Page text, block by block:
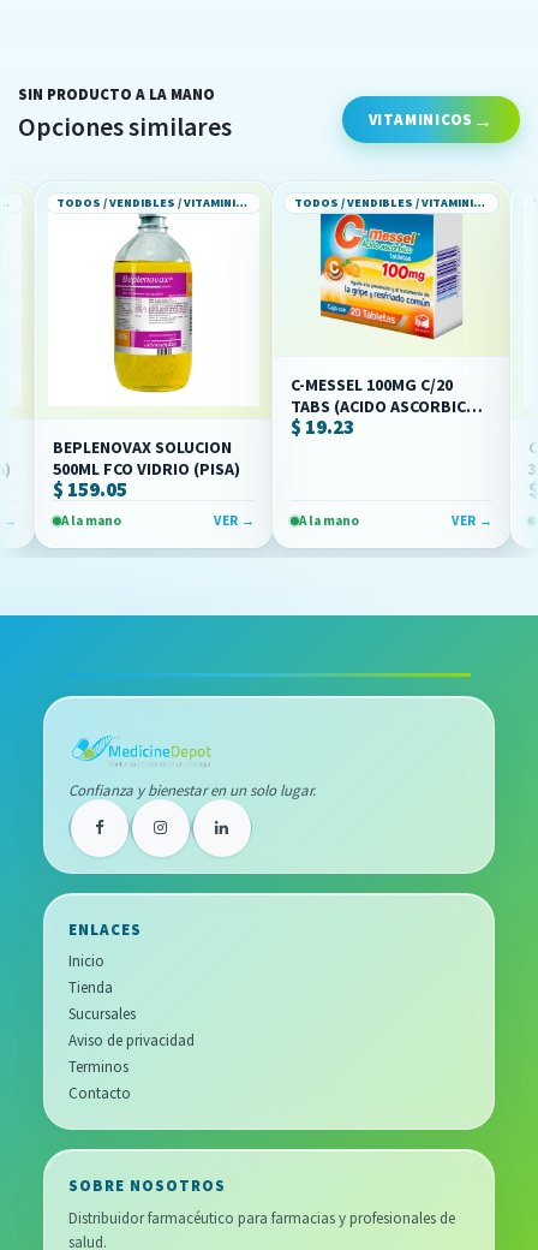
SIN PRODUCTO A LA MANO
Opciones similares VITAMINICOS
TODOS / VENDIBLES / VITAMINICOS
BEPLENOVAX SOLUCION
500ML FCO VIDRIO (PISA)
$ 159.05
A la mano VER →
TODOS / VENDIBLES / VITAMINICOS
C-MESSEL 100MG C/20
TABS (ACIDO ASCORBICO)
(BIOMEP)
$ 19.23
A la mano VER →
$
A la
Confianza y bienestar en un solo lugar.
ENLACES
Inicio
Tienda
Sucursales
Aviso de privacidad
Terminos
Contacto
SOBRE NOSOTROS
Distribuidor farmacéutico para farmacias y profesionales de
salud.